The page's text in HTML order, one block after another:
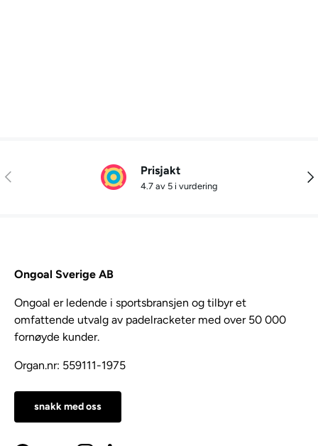
Tidligere Prisjakt
4.7 av 5 i vurdering
Ongoal Sverige AB
Ongoal er ledende i sportsbransjen og tilbyr et
omfattende utvalg av padelracketer med over 50 000
fornøyde kunder.
Organ.nr: 559111-1975
snakk med oss